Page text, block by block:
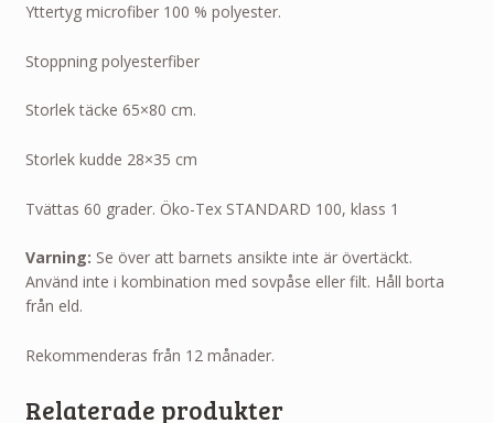
Yttertyg microfiber 100 % polyester.
Stoppning polyesterfiber
Storlek täcke 65×80 cm.
Storlek kudde 28×35 cm
Tvättas 60 grader. Öko-Tex STANDARD 100, klass 1
Varning: Se över att barnets ansikte inte är övertäckt.
Använd inte i kombination med sovpåse eller filt. Håll borta
från eld.
Rekommenderas från 12 månader.
Relaterade produkter